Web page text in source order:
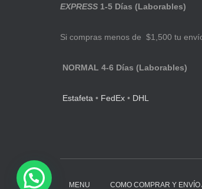
EXPRESS 1-5 Días (Laborables)
Si compras menos de $1,500 tu
NORMAL 4-6 Días (Laborables)
Estafeta • FedEx • DHL
MENU COMO COMPRAR Y ENVÍO